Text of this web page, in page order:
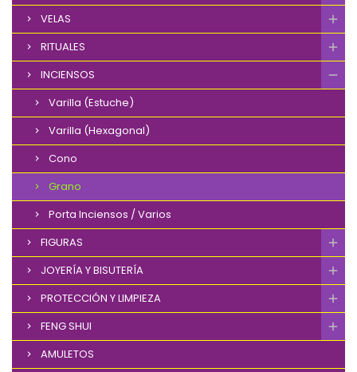
VELAS
RITUALES
INCIENSOS
Varilla (Estuche)
Varilla (Hexagonal)
Cono
Grano
Porta Inciensos / Varios
FIGURAS
JOYERÍA Y BISUTERÍA
PROTECCIÓN Y LIMPIEZA
FENG SHUI
AMULETOS